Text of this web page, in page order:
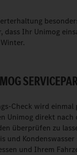
dass Ihr Unimog
Check wird
Unimog direkt
überprüfen zu
und
und Ihrem